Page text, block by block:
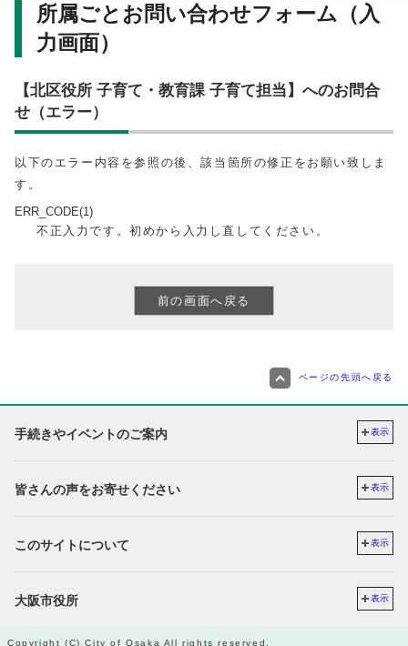
所属ごとお問い合わせフォーム（入
力画面）
【北区役所 子育て・教育課 子育て担当】へのお問合
せ（エラー）
以下のエラー内容を参照の後、該当箇所の修正をお願い致しま
す。
ERR_CODE(1)
不正入力です。初めから入力し直してください。
ページの先頭へ戻る
手続きやイベントのご案内 表示
皆さんの声をお寄せください 表示
このサイトについて 表示
大阪市役所 表示
Copyright (C) City of Osaka All rights reserved.